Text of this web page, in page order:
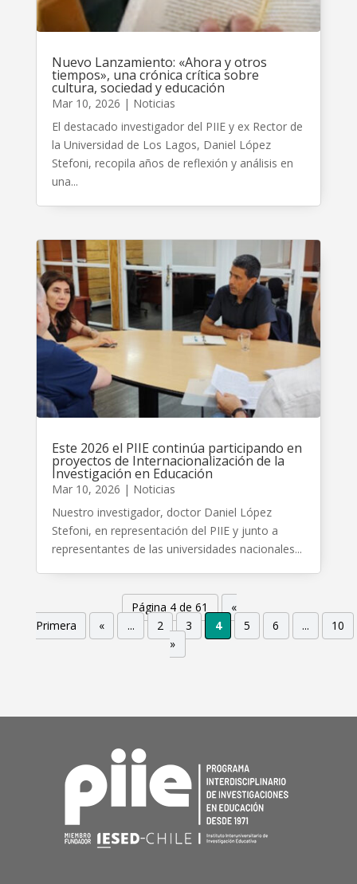
Nuevo Lanzamiento: «Ahora y otros
tiempos», una crónica crítica sobre
cultura, sociedad y educación
Mar 10, 2026 | Noticias
El destacado investigador del PIIE y ex Rector de
la Universidad de Los Lagos, Daniel López
Stefoni, recopila años de reflexión y análisis en
una...
Este 2026 el PIIE continúa participando en
proyectos de Internacionalización de la
Investigación en Educación
Mar 10, 2026 | Noticias
Nuestro investigador, doctor Daniel López
Stefoni, en representación del PIIE y junto a
representantes de las universidades nacionales...
Página 4 de 61
«
Primera
« ... 2 3 4 5 6 ...
10
»